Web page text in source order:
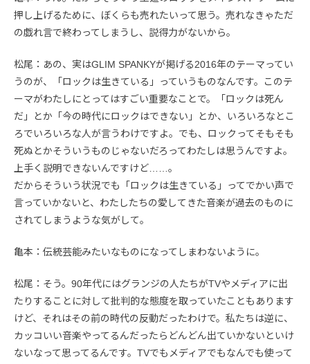
押し上げるために、ぼくらも売れたいって思う。売れなきゃただ
の戯れ言で終わってしまうし、説得力がないから。
松尾：あの、実はGLIM SPANKYが掲げる2016年のテーマってい
うのが、「ロックは生きている」っていうものなんです。このテ
ーマがわたしにとってはすごい重要なことで。「ロックは死ん
だ」とか「今の時代にロックはできない」とか、いろいろなとこ
ろでいろいろな人が言うわけですよ。でも、ロックってそもそも
死ぬとかそういうものじゃないだろってわたしは思うんですよ。
上手く説明できないんですけど……。
だからそういう状況でも「ロックは生きている」ってでかい声で
言っていかないと、わたしたちの愛してきた音楽が過去のものに
されてしまうような気がして。
亀本：伝統芸能みたいなものになってしまわないように。
松尾：そう。90年代にはグランジの人たちがTVやメディアに出
たりすることに対して批判的な態度を取っていたこともあります
けど、それはその前の時代の反動だったわけで。私たちは逆に、
カッコいい音楽やってるんだったらどんどん出ていかないといけ
ないなって思ってるんです。TVでもメディアでもなんでも使って